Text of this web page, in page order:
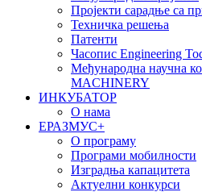
Пројекти сарадње са
Техничка решења
Патенти
Часопис Engineering
Међународна научна
MACHINERY
ИНКУБАТОР
О нама
EРАЗМУС+
О програму
Програми мобилности
Изградња капацитета
Актуелни конкурси